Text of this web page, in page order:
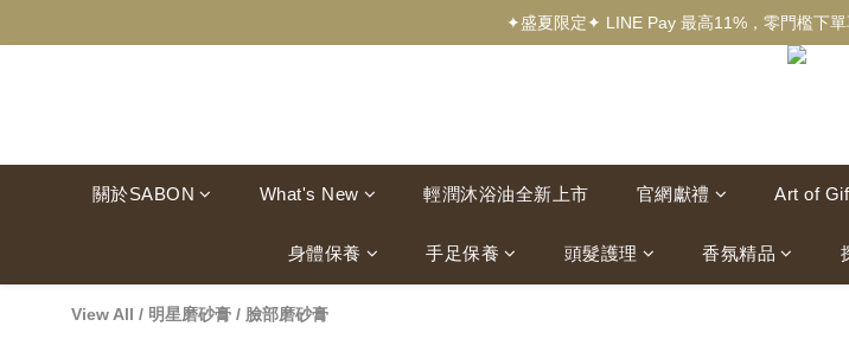
✦新客獨享✦ 首購輸入【welcome】滿
✦盛夏限定✦ LINE Pay 最高11%，零門檻下
✦New✦ 熱帶果嶼限量系列，沉浸夏
關於SABON What's New 輕潤沐浴油全新上市 官網獻禮 Art of
身體保養 手足保養 頭髮護理 香氛精品
View All / 明星磨砂膏 / 臉部磨砂膏